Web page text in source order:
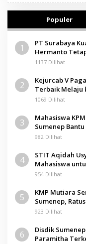
Populer
1
PT Surabaya
Hermanto
Pamolokan
1137 Dilihat
2
Kejurcab V
Terbaik Melaju
1069 Dilihat
3
Mahasiswa
Sumenep
982 Dilihat
4
STIT Aqidah
Mahasiswa
954 Dilihat
5
KMP Mutiara
Sumenep,
923 Dilihat
6
Disdik
Paramitha